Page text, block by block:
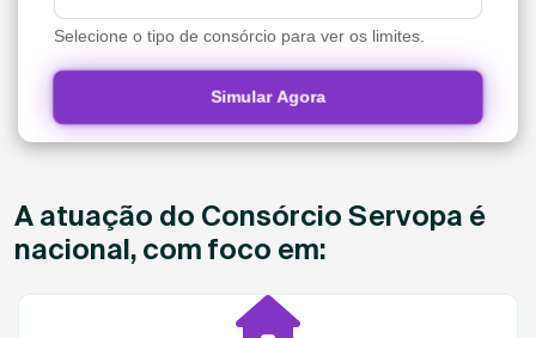
Selecione o tipo de consórcio para ver os limites.
Simular Agora
A atuação do Consórcio Servopa é
nacional, com foco em: